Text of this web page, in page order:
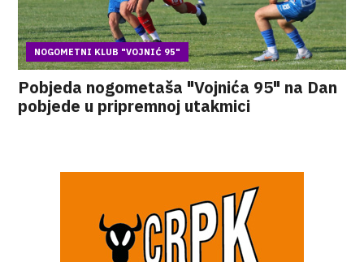
NOGOMETNI KLUB "VOJNIĆ 95"
Pobjeda nogometaša "Vojnića 95" na Dan
pobjede u pripremnoj utakmici